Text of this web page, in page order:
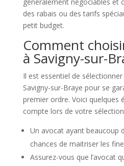
des rabais ou des tarifs
petit budget.
Comment
à Savigny-sur-
Il est essentiel de
Savigny-sur-Braye pour se
premier ordre. Voici quelques
compte lors de votre
Un avocat ayant beaucoup
chances de maitriser les
Assurez-vous que l’avocat